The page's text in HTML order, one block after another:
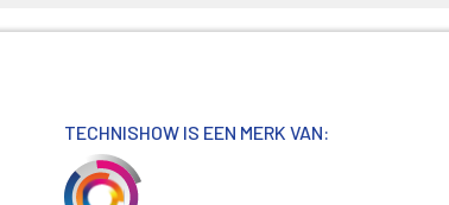
TECHNISHOW IS EEN MERK VAN: